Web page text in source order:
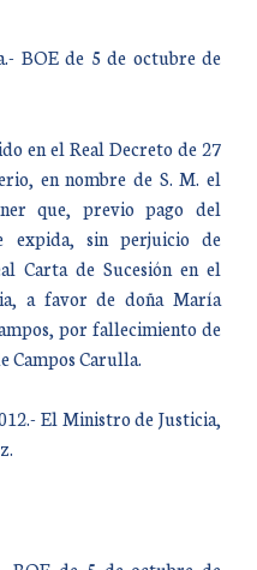
BOE de 5 de octubre de
en el Real Decreto de 27
en nombre de S. M. el
que, previo pago del
expida, sin perjuicio de
Carta de Sucesión en el
a favor de doña María
por fallecimiento de
Campos Carulla.
El Ministro de Justicia,